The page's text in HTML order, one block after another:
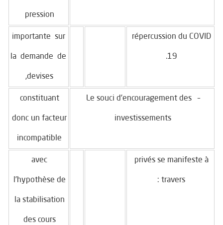
pression
répercussion du COVID
19.
importante sur
la demande de
devises,
– Le souci d’encouragement des
investissements
constituant
donc un facteur
incompatible
privés se manifeste à
travers :
avec
l’hypothèse de
la stabilisation
des cours